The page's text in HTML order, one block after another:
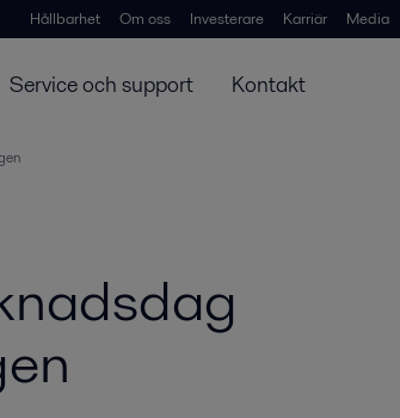
Hållbarhet Om oss Investerare Karriär Media
Service och support Kontakt